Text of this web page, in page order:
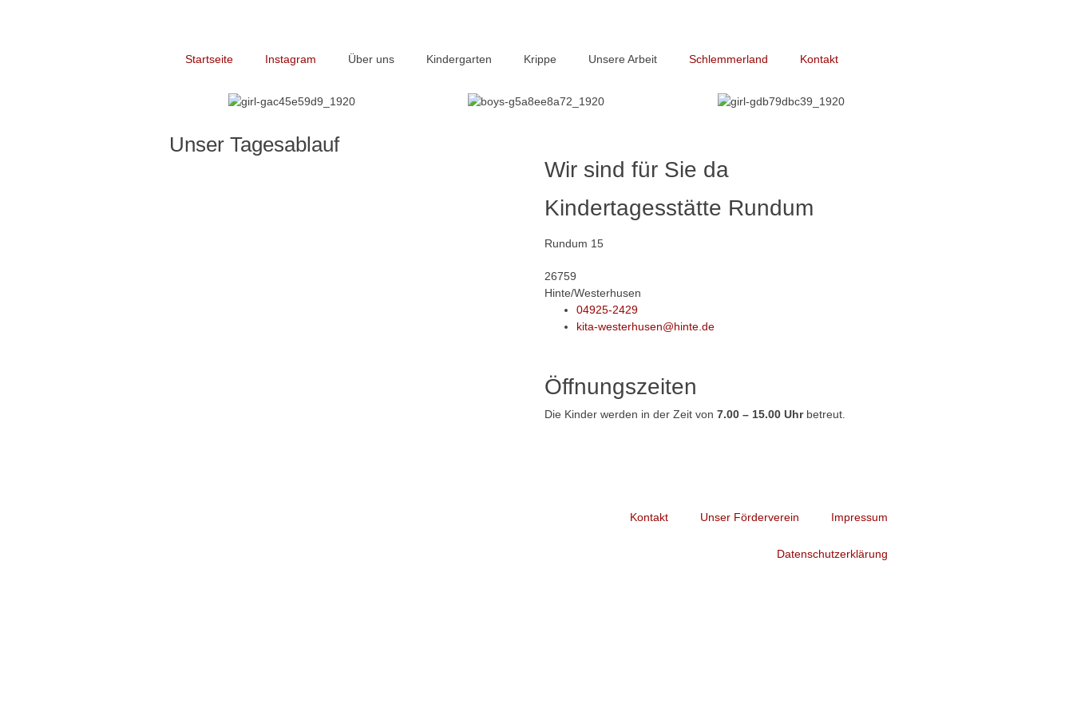
Startseite Instagram Über uns Kindergarten Krippe Unsere Arbeit Schlemmerland Kontakt
Unser Tagesablauf
Wir sind für Sie da
Kindertagesstätte Rundum
Rundum 15
26759
Hinte/Westerhusen
04925-2429
kita-westerhusen@hinte.de
Öffnungszeiten
Die Kinder werden in der Zeit von 7.00 – 15.00 Uhrbetreut.
Kontakt Unser Förderverein Impressum
Datenschutzerklärung